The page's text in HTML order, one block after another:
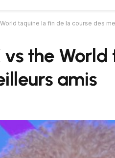
taquine la fin de la course des
vs the
amis